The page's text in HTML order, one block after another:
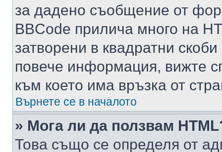
за дадено съобщение от
BBCode прилича много на
затворени в квадратни
повече информация, вижте
към което има връзка от
Върнете се в началото
» Мога ли да ползвам
Това също се определя от